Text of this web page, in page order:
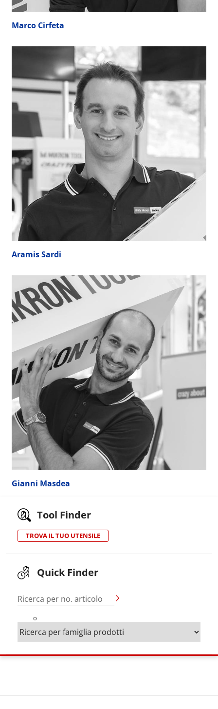
Marco Cirfeta
Aramis Sardi
Gianni Masdea
Tool Finder
TROVA IL TUO UTENSILE
Quick Finder
Ricerca per no. articolo
o